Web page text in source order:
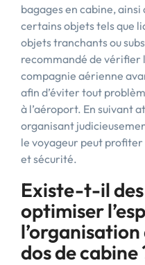
bagages en cabine,
certains objets tels que
objets tranchants ou
recommandé de vérifier
compagnie aérienne
afin d’éviter tout
à l’aéroport. En suivant
organisant
le voyageur peut profiter
et sécurité.
Existe-t-il
optimiser
l’organisation
dos de cabine